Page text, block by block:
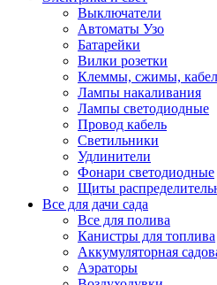
Выключатели
Автоматы Узо
Батарейки
Вилки розетки
Клеммы, сжимы,
Лампы накаливания
Лампы светодиодные
Провод кабель
Светильники
Удлинители
Фонари светодиодные
Щиты
Все для дачи сада
Все для полива
Канистры для топлива
Аккумуляторная
Аэраторы